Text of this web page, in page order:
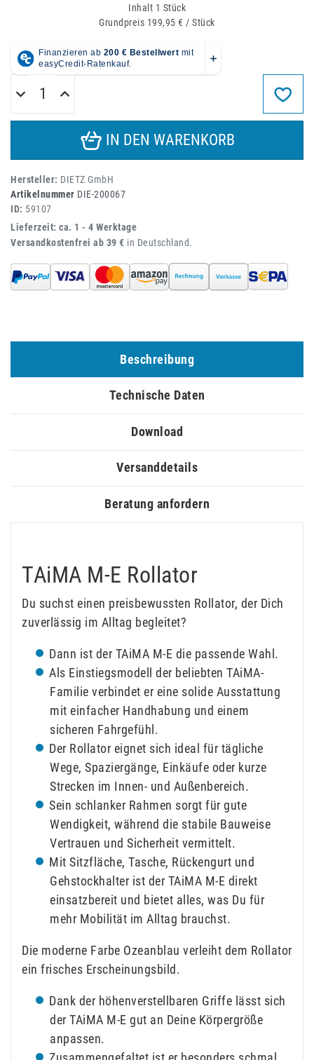
Inhalt 1 Stück
Grundpreis 199,95 € / Stück
IN DEN WARENKORB
Hersteller: DIETZ GmbH
Artikelnummer DIE-200067
ID: 59107
Lieferzeit: ca. 1 - 4 Werktage
Versandkostenfrei ab 39 € in Deutschland.
Beschreibung
Technische Daten
Download
Versanddetails
Beratung anfordern
TAiMA M-E Rollator
Du suchst einen preisbewussten Rollator, der Dich
zuverlässig im Alltag begleitet?
Dann ist der TAiMA M-E die passende Wahl.
Als Einstiegsmodell der beliebten TAiMA-
Familie verbindet er eine solide Ausstattung
mit einfacher Handhabung und einem
sicheren Fahrgefühl.
Der Rollator eignet sich ideal für tägliche
Wege, Spaziergänge, Einkäufe oder kurze
Strecken im Innen- und Außenbereich.
Sein schlanker Rahmen sorgt für gute
Wendigkeit, während die stabile Bauweise
Vertrauen und Sicherheit vermittelt.
Mit Sitzfläche, Tasche, Rückengurt und
Gehstockhalter ist der TAiMA M-E direkt
einsatzbereit und bietet alles, was Du für
mehr Mobilität im Alltag brauchst.
Die moderne Farbe Ozeanblau verleiht dem Rollator
ein frisches Erscheinungsbild.
Dank der höhenverstellbaren Griffe lässt sich
der TAiMA M-E gut an Deine Körpergröße
anpassen.